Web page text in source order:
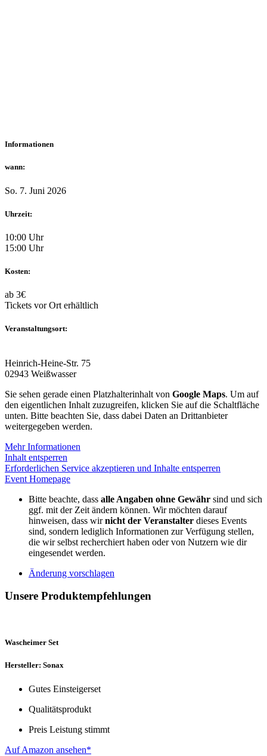
Informationen
wann:
So. 7. Juni 2026
Uhrzeit:
10:00 Uhr
15:00 Uhr
Kosten:
ab 3€
Tickets vor Ort erhältlich
Veranstaltungsort:
Heinrich-Heine-Str. 75
02943 Weißwasser
Sie sehen gerade einen Platzhalterinhalt von Google Maps. Um auf
den eigentlichen Inhalt zuzugreifen, klicken Sie auf die Schaltfläche
unten. Bitte beachten Sie, dass dabei Daten an Drittanbieter
weitergegeben werden.
Mehr Informationen
Inhalt entsperren
Erforderlichen Service akzeptieren und Inhalte entsperren
Event Homepage
Bitte beachte, dass alle Angaben ohne Gewähr sind und sich
ggf. mit der Zeit ändern können. Wir möchten darauf
hinweisen, dass wirnicht der Veranstalter dieses Events
sind, sondern lediglich Informationen zur Verfügung stellen,
die wir selbst recherchiert haben oder von Nutzern wie dir
eingesendet werden.
Änderung vorschlagen
Unsere Produktempfehlungen
Wascheimer Set
Hersteller: Sonax
Gutes Einsteigerset
Qualitätsprodukt
Preis Leistung stimmt
Auf Amazon ansehen*